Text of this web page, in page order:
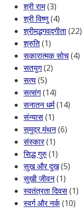
श्री राम(3)
श्री विष्णु(4)
श्रीमद्भगवद्गीता(22)
श्रुति(1)
सकारात्मक सोच(4)
सतयुग(2)
सत्य(5)
सत्संग(14)
सनातन धर्म(14)
संन्यास(1)
समुद्र मंथन(6)
संस्कार(1)
सिद्ध गुरु(1)
सुख और दुख(5)
सुखी जीवन(1)
स्वतंत्रता दिवस(1)
स्वर्ग और नर्क(10)